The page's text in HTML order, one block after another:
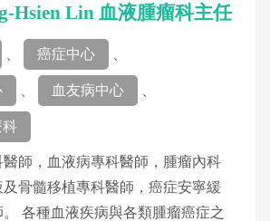
Hsien Lin 血液腫瘤科主任
癌症中心
血友病中心
科
師，血液病專科醫師，腫瘤內科
骨髓移植專科醫師，癌症安寧緩
各種血液疾病與各類腫瘤癌症之